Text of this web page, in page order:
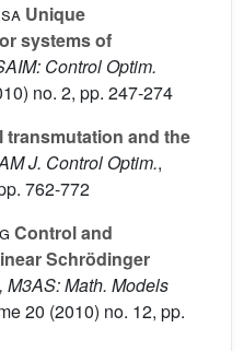
Unique
systems of
Control Optim.
no. 2, pp. 247-274
transmutation and the
J. Control Optim.,
762-772
Control and
Schrödinger
, M3AS: Math. Models
20 (2010) no. 12, pp.